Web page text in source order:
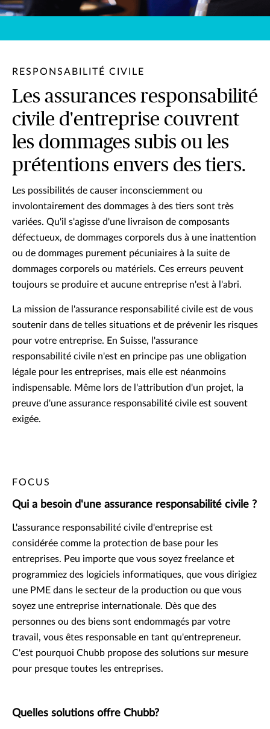
RESPONSABILITÉ CIVILE
Les assurances responsabilité
civile d'entreprise couvrent
les dommages subis ou les
prétentions envers des tiers.
Les possibilités de causer inconsciemment ou
involontairement des dommages à des tiers sont très
variées. Qu'il s'agisse d'une livraison de composants
défectueux, de dommages corporels dus à une inattention
ou de dommages purement pécuniaires à la suite de
dommages corporels ou matériels. Ces erreurs peuvent
toujours se produire et aucune entreprise n'est à l'abri.
La mission de l'assurance responsabilité civile est de vous
soutenir dans de telles situations et de prévenir les risques
pour votre entreprise. En Suisse, l'assurance
responsabilité civile n'est en principe pas une obligation
légale pour les entreprises, mais elle est néanmoins
indispensable. Même lors de l'attribution d'un projet, la
preuve d'une assurance responsabilité civile est souvent
exigée.
FOCUS
Qui a besoin d'une assurance responsabilité civile ?
L'assurance responsabilité civile d'entreprise est
considérée comme la protection de base pour les
entreprises. Peu importe que vous soyez freelance et
programmiez des logiciels informatiques, que vous dirigiez
une PME dans le secteur de la production ou que vous
soyez une entreprise internationale. Dès que des
personnes ou des biens sont endommagés par votre
travail, vous êtes responsable en tant qu'entrepreneur.
C'est pourquoi Chubb propose des solutions sur mesure
pour presque toutes les entreprises.
Quelles solutions offre Chubb?